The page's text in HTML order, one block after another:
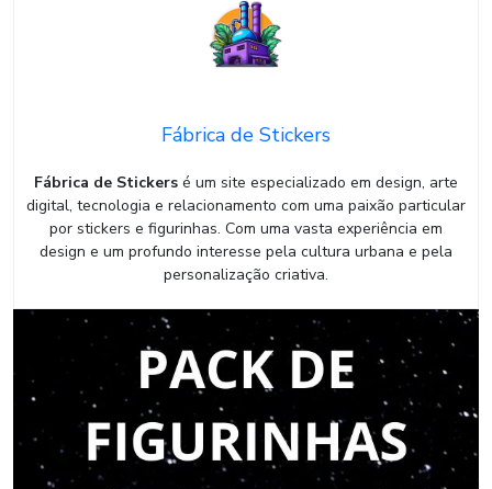
Fábrica de Stickers
Fábrica de Stickers é um site especializado em design, arte
digital, tecnologia e relacionamento com uma paixão particular
por stickers e figurinhas. Com uma vasta experiência em
design e um profundo interesse pela cultura urbana e pela
personalização criativa.